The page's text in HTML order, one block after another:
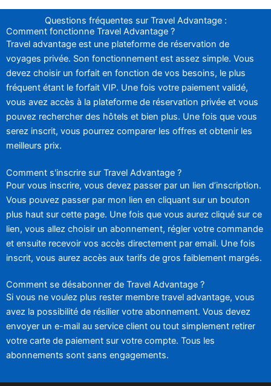
Questions fréquentes sur Travel Advantage :
Comment fonctionne Travel Advantage ?
Travel advantage est une plateforme de réservation de
voyages privée. Son fonctionnement est assez simple. Vous
devez choisir un forfait en fonction de vos besoins, le plus
fréquent étant le forfait VIP. Une fois votre paiement validé,
vous avez accès à la plateforme de réservation privée et vous
pouvez rechercher des hôtels et bien plus. Une fois que vous
serez inscrit, vous pourrez comparer les offres et obtenir les
meilleurs prix.
Comment s'inscrire sur Travel Advantage ?
Pour vous inscrire, vous devez passer par un lien d’inscription.
Vous pouvez passer par mon lien en cliquant sur un bouton
plus haut sur cette page. Une fois que vous aurez cliqué sur ce
lien, vous allez choisir un abonnement, régler votre commande
et ensuite recevoir vos accès directement par email. Une fois
inscrit, vous aurez accès aux tarifs de gros faiblement margés.
Comment se désabonner de Travel Advantage ?
Si vous ne voulez plus rester membre travel advantage, vous
avez la possibilité de résilier votre abonnement. Vous devez
envoyer un e-mail au service client ou tout simplement retirer
votre carte de paiement sur votre compte. Tous les
abonnements sont sans engagements.